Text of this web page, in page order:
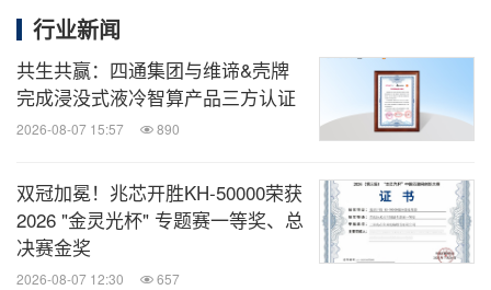
行业新闻
共生共赢：四通集团与维谛&壳牌
完成浸没式液冷智算产品三方认证
2026-08-07 15:57 890
双冠加冕！兆芯开胜KH‑50000荣获
2026 "金灵光杯" 专题赛一等奖、总
决赛金奖
2026-08-07 12:30 657